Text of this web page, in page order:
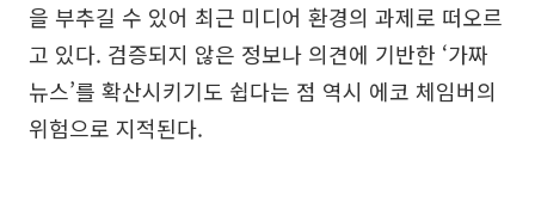
을 부추길 수 있어 최근 미디어 환경의 과제로 떠오르
고 있다. 검증되지 않은 정보나 의견에 기반한 ‘가짜
뉴스’를 확산시키기도 쉽다는 점 역시 에코 체임버의
위험으로 지적된다.